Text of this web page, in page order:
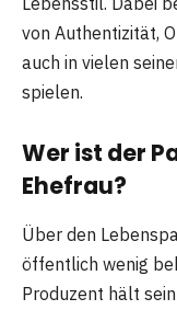
von Authentizität,
auch in vielen
spielen.
Wer ist der
Ehefrau?
Über den
öffentlich wenig
Produzent hält